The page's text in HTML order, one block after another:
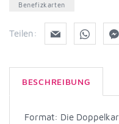
Benefizkarten
Teilen:
BESCHREIBUNG
Format: Die